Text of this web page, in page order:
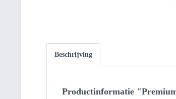
Beschrijving
Productinformatie